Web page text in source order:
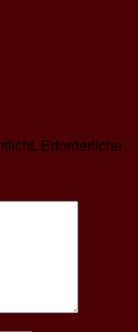
Erforderliche